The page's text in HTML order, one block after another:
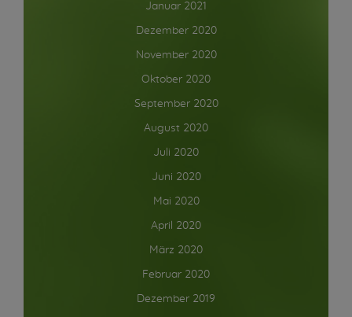
Januar 2021
Dezember 2020
November 2020
Oktober 2020
September 2020
August 2020
Juli 2020
Juni 2020
Mai 2020
April 2020
März 2020
Februar 2020
Dezember 2019